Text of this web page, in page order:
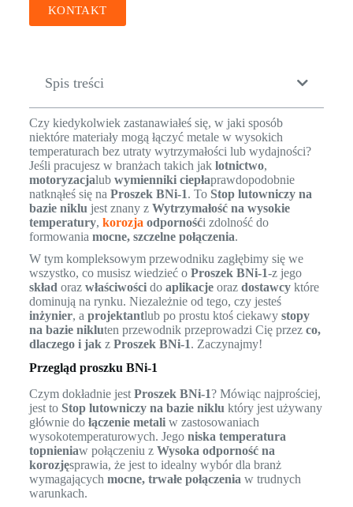
KONTAKT
Spis treści
Czy kiedykolwiek zastanawiałeś się, w jaki sposób
niektóre materiały mogą łączyć metale w wysokich
temperaturach bez utraty wytrzymałości lub wydajności?
Jeśli pracujesz w branżach takich jak lotnictwo,
motoryzacjalub wymienniki ciepłaprawdopodobnie
natknąłeś się na Proszek BNi-1. To Stop lutowniczy na
bazie niklu jest znany z Wytrzymałość na wysokie
temperatury, korozja odpornośći zdolność do
formowania mocne, szczelne połączenia.
W tym kompleksowym przewodniku zagłębimy się we
wszystko, co musisz wiedzieć o Proszek BNi-1-z jego
skład oraz właściwoścido aplikacjeoraz dostawcyktóre
dominują na rynku. Niezależnie od tego, czy jesteś
inżynier, a projektantlub po prostu ktoś ciekawy stopy
na bazie nikluten przewodnik przeprowadzi Cię przez co,
dlaczego i jakz Proszek BNi-1. Zaczynajmy!
Przegląd proszku BNi-1
Czym dokładnie jest Proszek BNi-1? Mówiąc najprościej,
jest to Stop lutowniczy na bazie niklu który jest używany
głównie do łączenie metaliw zastosowaniach
wysokotemperaturowych. Jego niska temperatura
topnieniaw połączeniu z Wysoka odporność na
korozjęsprawia, że jest to idealny wybór dla branż
wymagających mocne, trwałe połączenia w trudnych
warunkach.